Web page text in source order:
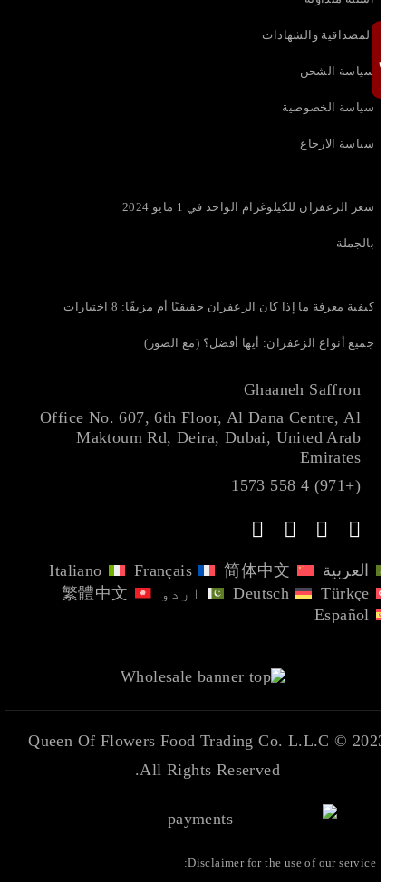
المصداقية والشهادات
سياسة الشحن
سياسة الخصوصية
سياسة الارجاع
سعر الزعفران للكيلوغرام الواحد في 1 مايو 2024
بالجملة
كيفية معرفة ما إذا كان الزعفران حقيقيًا أم مزيفًا: 8 اختبارات
جميع أنواع الزعفران: أيها أفضل؟ (مع الصور)
Ghaaneh Saffron
Office No. 607, 6th Floor, Al Dana Centre, Al
Maktoum Rd, Deira, Dubai, United Arab
Emirates
(+971) 4 558 1573
العربية 简体中文
Français
Italiano
Türkçe
Deutsch اردو
繁體中文
Español
2023 ©
Queen Of Flowers Food Trading Co. L.L.C
All Rights Reserved.
Disclaimer for the use of our service: